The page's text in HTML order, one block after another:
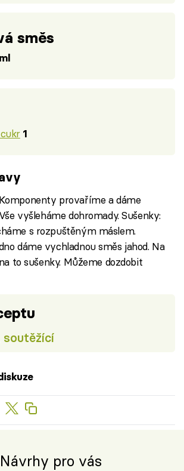
směs
1
provaříme a dáme
vyšleháme dohromady. Sušenky:
s rozpuštěným máslem.
dáme vychladnou směs jahod. Na
to sušenky. Můžeme dozdobit
soutěžící
Návrhy pro vás